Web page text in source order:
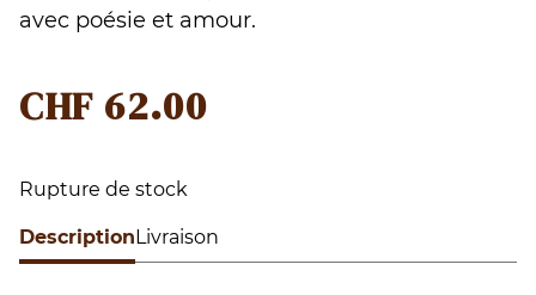
DescriptionLivraison
avec poésie et amour.
CHF 62.00
Rupture de stock